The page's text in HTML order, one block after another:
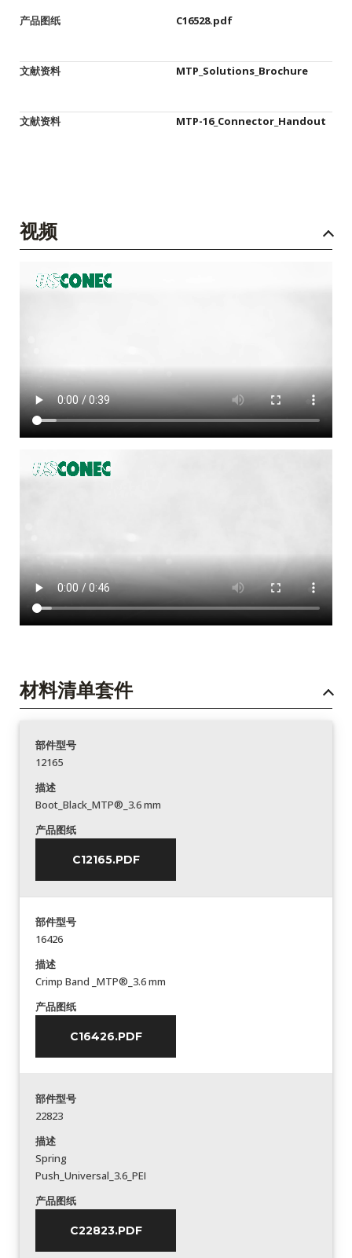
产品图纸 C16528.pdf
文献资料 MTP_Solutions_Brochure
文献资料 MTP-16_Connector_Handout
视频
材料清单套件
部件型号
12165
描述
Boot_Black_MTP®_3.6 mm
产品图纸
C12165.PDF
部件型号
16426
描述
Crimp Band _MTP®_3.6 mm
产品图纸
C16426.PDF
部件型号
22823
描述
Spring
Push_Universal_3.6_PEI
产品图纸
C22823.PDF